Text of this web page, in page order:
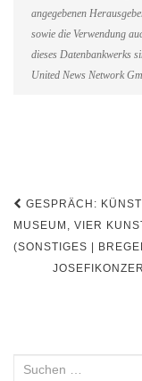
angegebenen
sowie die Verwendung
dieses Datenbankwerks
United News Network
GESPRÄCH:
MUSEUM, VIER
(SONSTIGES |
Suchen